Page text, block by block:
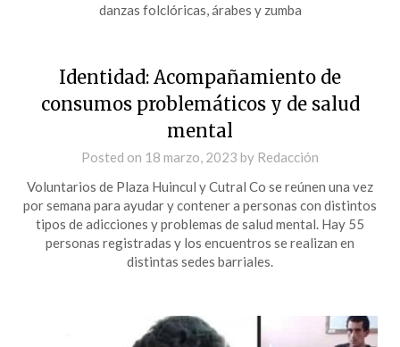
danzas folclóricas, árabes y zumba
Identidad: Acompañamiento de
consumos problemáticos y de salud
mental
Posted on 18 marzo, 2023 by Redacción
Voluntarios de Plaza Huincul y Cutral Co se reúnen una vez
por semana para ayudar y contener a personas con distintos
tipos de adicciones y problemas de salud mental. Hay 55
personas registradas y los encuentros se realizan en
distintas sedes barriales.